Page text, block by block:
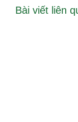
Bài viết liên